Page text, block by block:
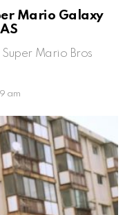
Mario Galaxy
Mario Bros
am